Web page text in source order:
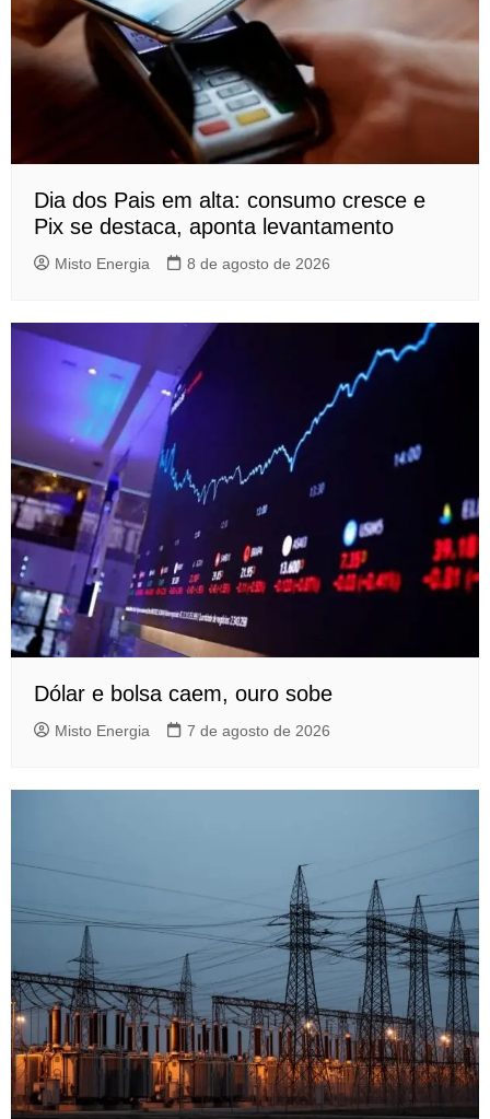
Dia dos Pais em alta: consumo cresce e
Pix se destaca, aponta levantamento
Misto Energia 8 de agosto de 2026
Dólar e bolsa caem, ouro sobe
Misto Energia 7 de agosto de 2026